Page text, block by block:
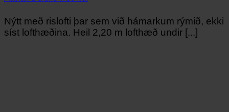
Nýtt með rislofti þar sem við hámarkum rýmið, ekki
síst lofthæðina. Heil 2,20 m lofthæð undir [...]